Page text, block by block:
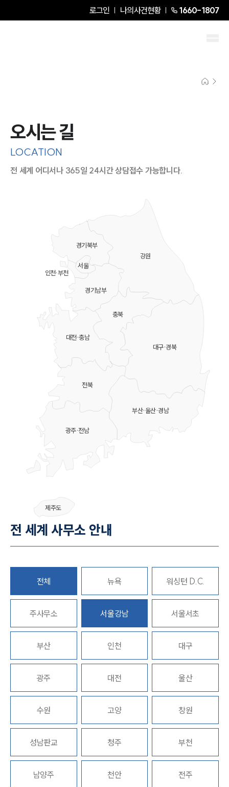
로그인 나의사건현황 1660-1807
그룹소개
대륜의 강점
오시는 길
고객의 소리
통합검색
AI대륜
업무사례
사례분석/최신동향
법률정보
법률지식인
고객후기
업무분야
전체
구성원 소개
오시는 길
LOCATION
전 세계 어디서나 365일 24시간 상담접수 가능합니다.
강원
충북
대전·충남
대구·경북
부산·울산·경남
전북
광주·전남
제주도
경기북부
경기남부
서울
인천·부천
전 세계 사무소 안내
전체 뉴욕 워싱턴 D.C.
주사무소 서울강남 서울서초
부산 인천 대구
광주 대전 울산
수원 고양 창원
성남판교 청주 부천
남양주 천안 전주